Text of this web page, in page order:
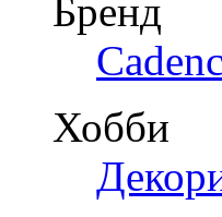
Бренд
Хобби